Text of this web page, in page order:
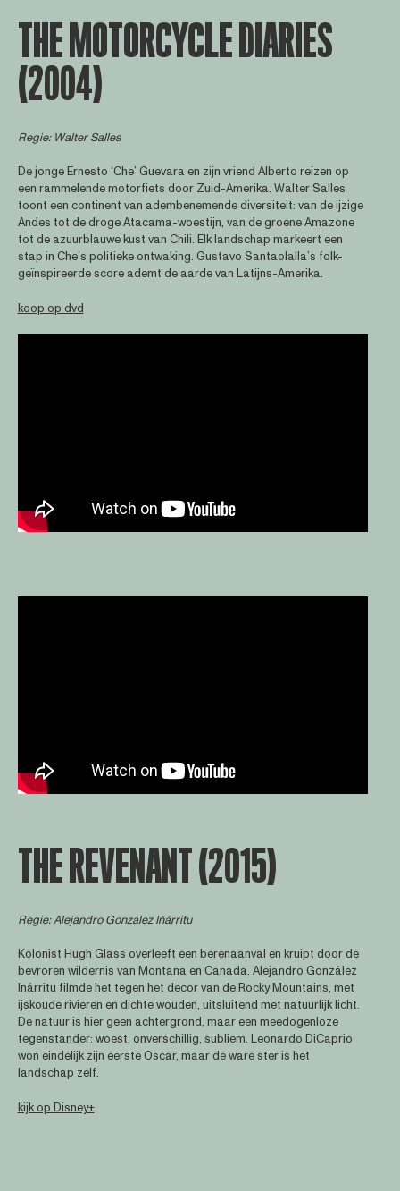
THE MOTORCYCLE DIARIES
(2004)
Regie: Walter Salles
De jonge Ernesto ‘Che’ Guevara en zijn vriend Alberto reizen op
een rammelende motorfiets door Zuid-Amerika. Walter Salles
toont een continent van adembenemende diversiteit: van de ijzige
Andes tot de droge Atacama-woestijn, van de groene Amazone
tot de azuurblauwe kust van Chili. Elk landschap markeert een
stap in Che’s politieke ontwaking. Gustavo Santaolalla’s folk-
geïnspireerde score ademt de aarde van Latijns-Amerika.
koop op dvd
THE REVENANT (2015)
Regie: Alejandro González Iñárritu
Kolonist Hugh Glass overleeft een berenaanval en kruipt door de
bevroren wildernis van Montana en Canada. Alejandro González
Iñárritu filmde het tegen het decor van de Rocky Mountains, met
ijskoude rivieren en dichte wouden, uitsluitend met natuurlijk licht.
De natuur is hier geen achtergrond, maar een meedogenloze
tegenstander: woest, onverschillig, subliem. Leonardo DiCaprio
won eindelijk zijn eerste Oscar, maar de ware ster is het
landschap zelf.
kijk op Disney+